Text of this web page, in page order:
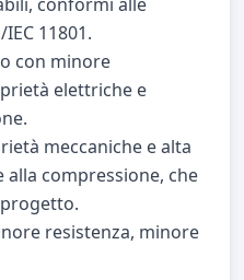
11801.
con minore
elettriche e
meccaniche e alta
alla compressione, che
resistenza, minore